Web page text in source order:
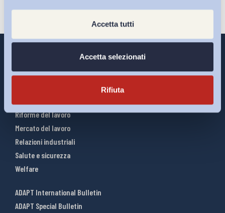
Accetta tutti
Accetta selezionati
Rifiuta
Riforme del lavoro
Mercato del lavoro
Relazioni industriali
Salute e sicurezza
Welfare
ADAPT International Bulletin
ADAPT Special Bulletin